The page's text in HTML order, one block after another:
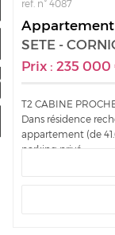
Nos offres
Mon compte
sélection
ref. n° 4087
Appartement
SETE -
Prix : 235 000
T2 CABINE
Dans résidence
appartement (de
parking privé....